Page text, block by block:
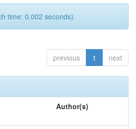
time: 0.002 seconds).
previous 1 next
Author(s)